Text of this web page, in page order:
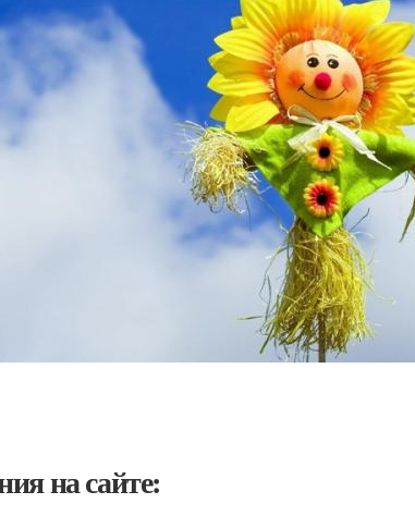
на сайте: